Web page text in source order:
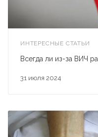
ИНТЕРЕСНЫЕ СТАТЬИ
31 июля 2024
Всегда ли из-за ВИЧ